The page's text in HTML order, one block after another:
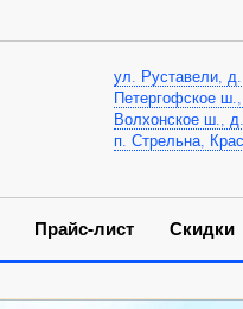
ул. Руставели,
Петергофское
Волхонское ш.,
п. Стрельна,
Прайс-лист Скидки